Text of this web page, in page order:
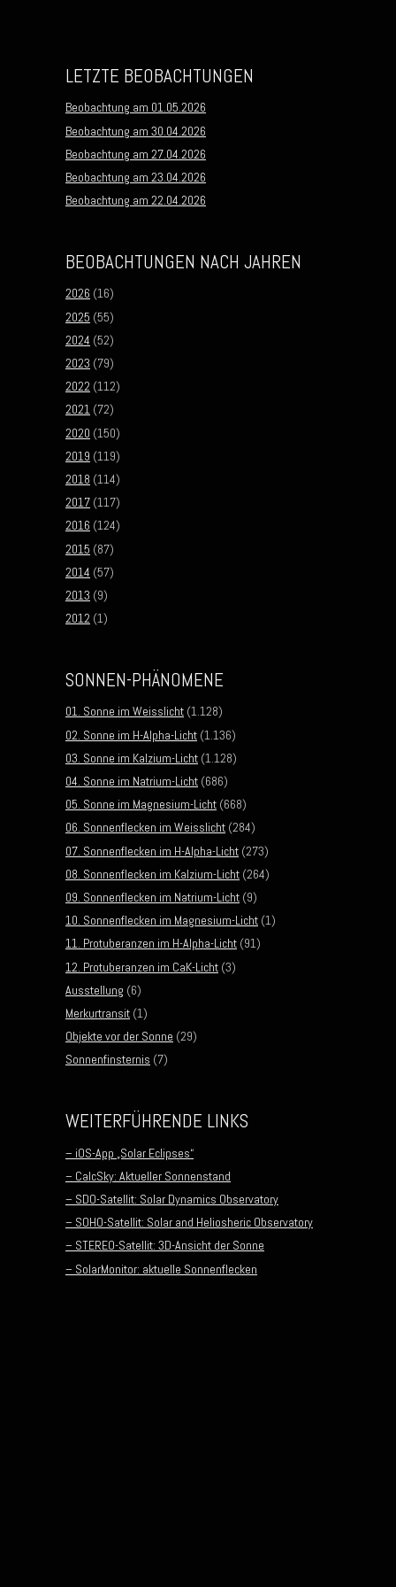
LETZTE BEOBACHTUNGEN
Beobachtung am 01.05.2026
Beobachtung am 30.04.2026
Beobachtung am 27.04.2026
Beobachtung am 23.04.2026
Beobachtung am 22.04.2026
BEOBACHTUNGEN NACH JAHREN
2026 (16)
2025 (55)
2024 (52)
2023 (79)
2022 (112)
2021 (72)
2020 (150)
2019 (119)
2018 (114)
2017 (117)
2016 (124)
2015 (87)
2014 (57)
2013 (9)
2012 (1)
SONNEN-PHÄNOMENE
01. Sonne im Weisslicht (1.128)
02. Sonne im H-Alpha-Licht (1.136)
03. Sonne im Kalzium-Licht (1.128)
04. Sonne im Natrium-Licht (686)
05. Sonne im Magnesium-Licht (668)
06. Sonnenflecken im Weisslicht (284)
07. Sonnenflecken im H-Alpha-Licht (273)
08. Sonnenflecken im Kalzium-Licht (264)
09. Sonnenflecken im Natrium-Licht (9)
10. Sonnenflecken im Magnesium-Licht (1)
11. Protuberanzen im H-Alpha-Licht (91)
12. Protuberanzen im CaK-Licht (3)
Ausstellung (6)
Merkurtransit (1)
Objekte vor der Sonne (29)
Sonnenfinsternis (7)
WEITERFÜHRENDE LINKS
– iOS-App „Solar Eclipses“
– CalcSky: Aktueller Sonnenstand
– SDO-Satellit: Solar Dynamics Observatory
– SOHO-Satellit: Solar and Heliosheric Observatory
– STEREO-Satellit: 3D-Ansicht der Sonne
– SolarMonitor: aktuelle Sonnenflecken